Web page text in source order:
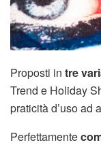
Proposti in tre
Trend e Holiday
praticità d’uso ad
Perfettamente